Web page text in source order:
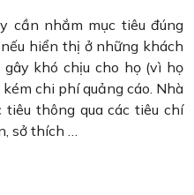
cần nhắm mục tiêu đúng
hiển thị ở những khách
khó chịu cho họ (vì họ
chi phí quảng cáo. Nhà
thông qua các tiêu chí
sở thích …